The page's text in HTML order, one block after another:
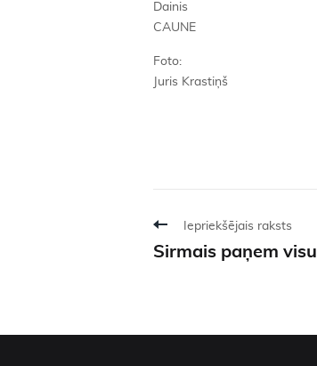
Dainis
CAUNE
Foto:
Juris Krastiņš
Iepriekšējais raksts
Sirmais paņem visu